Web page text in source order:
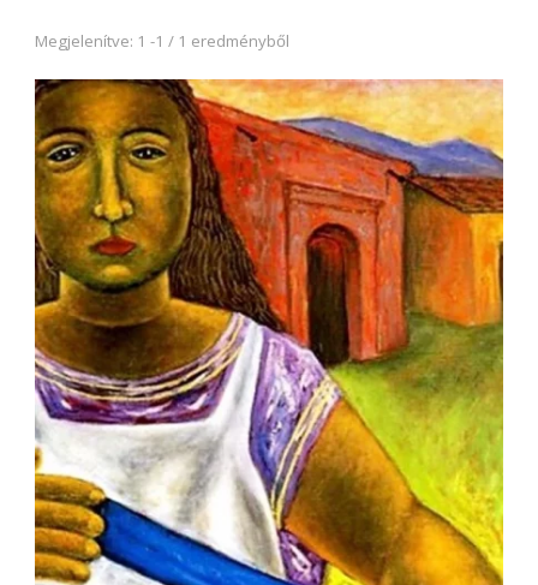
Megjelenítve: 1 -1 / 1 eredményből